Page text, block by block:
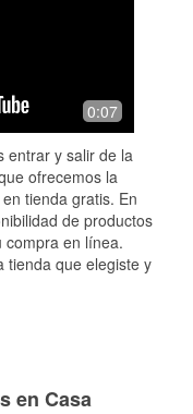
0:07
entrar y salir de la
ofrecemos la
tienda gratis. En
de productos
compra en línea.
tienda que elegiste y
en Casa